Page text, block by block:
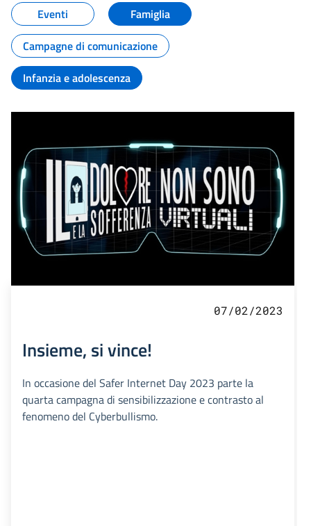
Eventi
Famiglia
Campagne di comunicazione
Infanzia e adolescenza
07/02/2023
Insieme, si vince!
In occasione del Safer Internet Day 2023 parte la
quarta campagna di sensibilizzazione e contrasto al
fenomeno del Cyberbullismo.